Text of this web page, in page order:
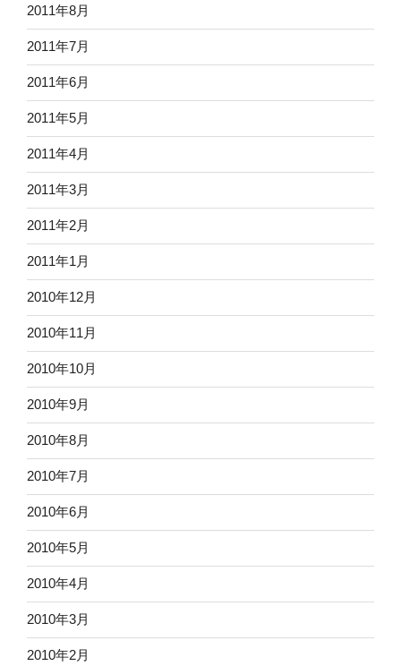
2011年8月
2011年7月
2011年6月
2011年5月
2011年4月
2011年3月
2011年2月
2011年1月
2010年12月
2010年11月
2010年10月
2010年9月
2010年8月
2010年7月
2010年6月
2010年5月
2010年4月
2010年3月
2010年2月